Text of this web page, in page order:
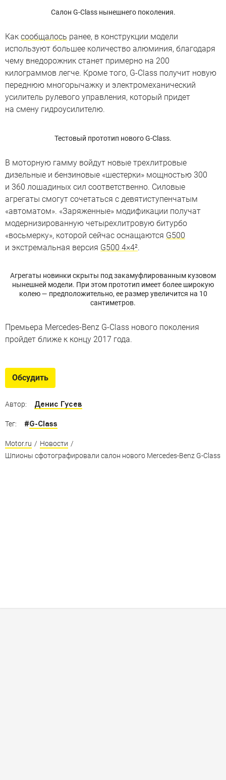
Салон G-Class нынешнего поколения.
Как сообщалось ранее, в конструкции модели
используют большее количество алюминия, благодаря
чему внедорожник станет примерно на 200
килограммов легче. Кроме того, G-Class получит новую
переднюю многорычажку и электромеханический
усилитель рулевого управления, который придет
на смену гидроусилителю.
Тестовый прототип нового G-Class.
В моторную гамму войдут новые трехлитровые
дизельные и бензиновые «шестерки» мощностью 300
и 360 лошадиных сил соответственно. Силовые
агрегаты смогут сочетаться с девятиступенчатым
«автоматом». «Заряженные» модификации получат
модернизированную четырехлитровую битурбо
«восьмерку», которой сейчас оснащаются G500
и экстремальная версия G500 4×4².
Агрегаты новинки скрыты под закамуфлированным кузовом
нынешней модели. При этом прототип имеет более широкую
колею — предположительно, ее размер увеличится на 10
сантиметров.
Премьера Mercedes-Benz G-Class нового поколения
пройдет ближе к концу 2017 года.
Обсудить
Автор: Денис Гусев
Тег: #G-Class
Motor.ru / Новости /
Шпионы сфотографировали салон нового Mercedes-Benz G-Class